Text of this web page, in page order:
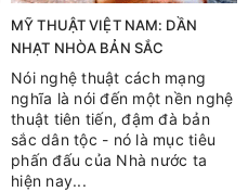
MỸ THUẬT VIỆT NAM: DẦN
NHẠT NHÒA BẢN SẮC
Nói nghệ thuật cách mạng
nghĩa là nói đến một nền nghệ
thuật tiên tiến, đậm đà bản
sắc dân tộc - nó là mục tiêu
phấn đấu của Nhà nước ta
hiện nay...